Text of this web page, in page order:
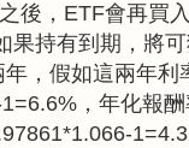
後， ETF會再買
果持有到期，將
，假如這兩年利
，年化報